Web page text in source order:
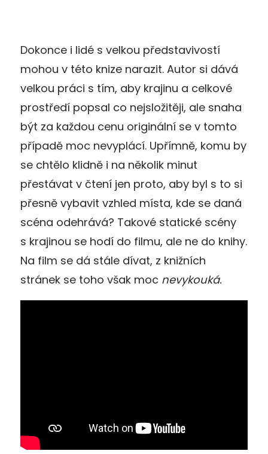
Dokonce i lidé s velkou představivostí
mohou v této knize narazit. Autor si dává
velkou práci s tím, aby krajinu a celkové
prostředí popsal co nejsložitěji, ale snaha
být za každou cenu originální se v tomto
případě moc nevyplácí. Upřímně, komu by
se chtělo klidně i na několik minut
přestávat v čtení jen proto, aby byl s to si
přesně vybavit vzhled místa, kde se daná
scéna odehrává? Takové statické scény
s krajinou se hodí do filmu, ale ne do knihy.
Na film se dá stále dívat, z knižních
stránek se toho však moc nevykouká.